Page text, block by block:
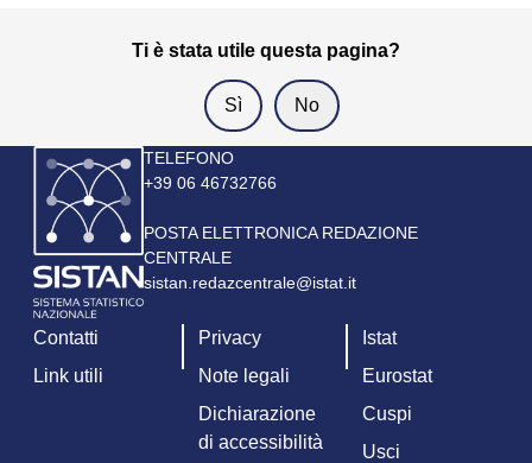
Ti è stata utile questa pagina?
Immagine
TELEFONO
+39 06 46732766
POSTA ELETTRONICA REDAZIONE
CENTRALE
sistan.redazcentrale@istat.it
Contatti
Link utili
Privacy
Note legali
Dichiarazione
di accessibilità
Istat
Eurostat
Cuspi
Usci